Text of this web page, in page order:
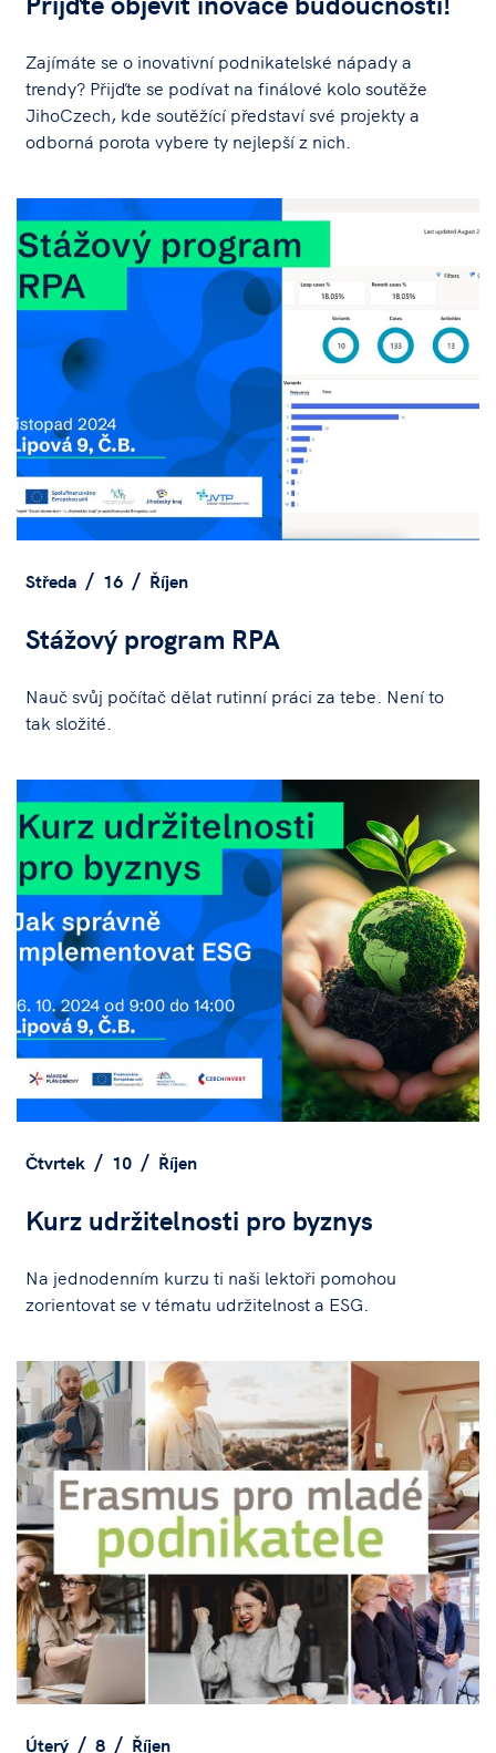
Zajímáte se o inovativní podnikatelské nápady a
trendy? Přijďte se podívat na finálové kolo soutěže
JihoCzech, kde soutěžící představí své projekty a
odborná porota vybere ty nejlepší z nich.
Středa 16 Říjen
Stážový program RPA
Nauč svůj počítač dělat rutinní práci za tebe. Není to
tak složité.
Čtvrtek 10 Říjen
Kurz udržitelnosti pro byznys
Na jednodenním kurzu ti naši lektoři pomohou
zorientovat se v tématu udržitelnost a ESG.
Úterý 8 Říjen